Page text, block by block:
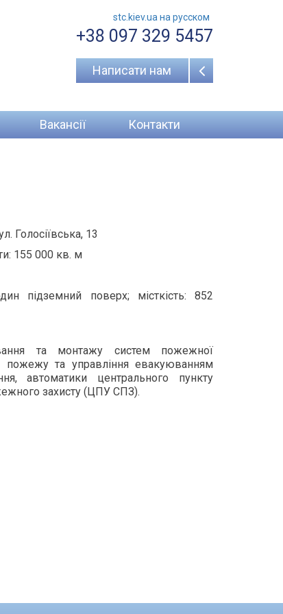
stc.kiev.ua на русcком
+38 097 329 5457
Написати нам
Вакансії Контакти
Голосіївська, 13
155 000 кв. м
підземний поверх; місткість: 852
та монтажу систем пожежної
пожежу та управління евакуюванням
автоматики центрального пункту
захисту (ЦПУ СПЗ).